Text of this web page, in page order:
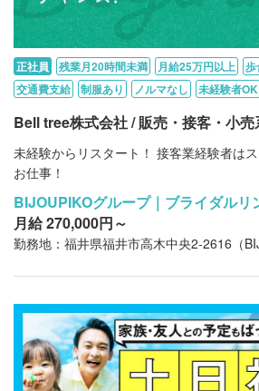
正社員 残業月20時間未満 月給25万円以上 歩
交通費支給
制服あり ノルマなし 未経験者OK
Bell tree株式会社 / 販売・接客・小売
未経験からリスタート！ 接客業経験者は
お仕事！
BIJOUPIKOグループ｜ブライダルリ
月給 270,000円～
勤務地：福井県福井市高木中央2-2616（